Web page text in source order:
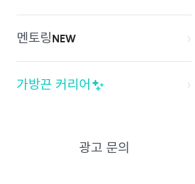
멘토링NEW ›
가방끈 커리어 ›
광고 문의